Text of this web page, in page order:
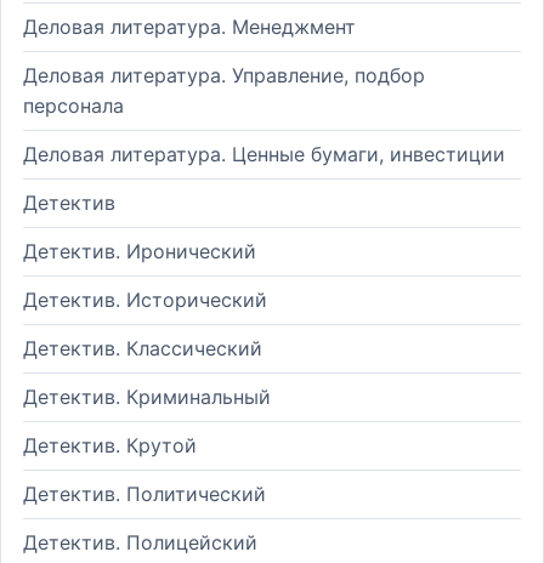
Деловая литература. Менеджмент
Деловая литература. Управление, подбор
персонала
Деловая литература. Ценные бумаги, инвестиции
Детектив
Детектив. Иронический
Детектив. Исторический
Детектив. Классический
Детектив. Криминальный
Детектив. Крутой
Детектив. Политический
Детектив. Полицейский